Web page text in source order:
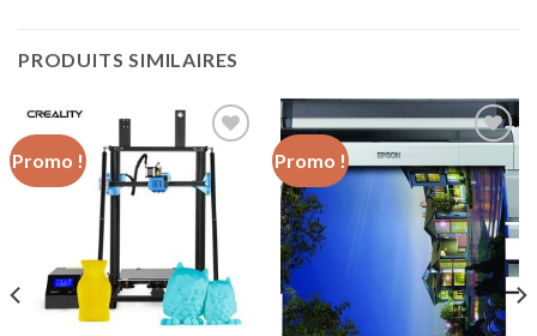
PRODUITS SIMILAIRES
Promo !
Ajouter
à la liste
d’envies
Promo !
à la liste
d’envies